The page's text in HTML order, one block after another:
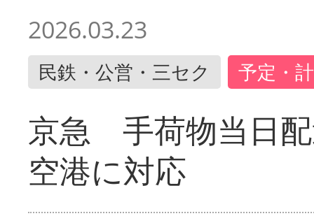
2026.03.23
民鉄・公営・三セク 予定・
京急 手荷物当日
空港に対応